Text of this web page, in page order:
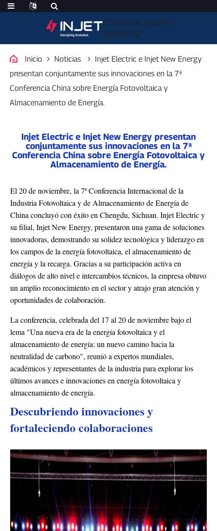
CÓDIGO DE ACCIÓN
300820.SZ
Inicio Noticias
Injet Electric e Injet New Energy
presentan conjuntamente sus innovaciones en la 7ª
Conferencia China sobre Energía Fotovoltaica y
Almacenamiento de Energía.
Injet Electric e Injet New Energy presentan
conjuntamente sus innovaciones en la 7ª
Conferencia China sobre Energía Fotovoltaica y
Almacenamiento de Energía.
El 20 de noviembre, la 7ª Conferencia Internacional de la
Industria Fotovoltaica y de Almacenamiento de Energía de
China concluyó con éxito en Chengdu, Sichuan. Injet Electric y
su filial, Injet New Energy, presentaron una gama de soluciones
innovadoras, demostrando su solidez tecnológica y liderazgo en
los campos de la energía fotovoltaica, el almacenamiento de
energía y la recarga. Gracias a su participación activa en
diálogos de alto nivel e intercambios técnicos, la empresa obtuvo
un amplio reconocimiento en el sector y atrajo gran atención y
oportunidades de colaboración.
La conferencia, celebrada del 17 al 20 de noviembre bajo el
lema "Una nueva era de la energía fotovoltaica y el
almacenamiento de energía: un nuevo camino hacia la
neutralidad de carbono", reunió a expertos mundiales,
académicos y representantes de la industria para explorar los
últimos avances e innovaciones en energía fotovoltaica y
almacenamiento de energía.
Descubriendo innovaciones y
fortaleciendo colaboraciones